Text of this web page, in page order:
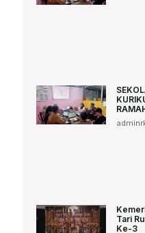
Tari
Ke-3